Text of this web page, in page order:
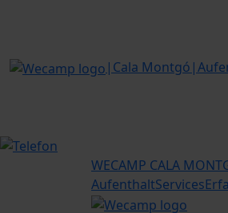
| Cala Montgó |
WECAMP CALA
AufenthaltServices